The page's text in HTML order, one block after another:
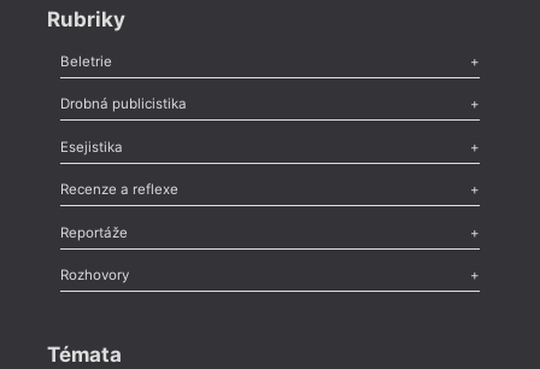
Rubriky
Beletrie
Poezie,Próza,Dokumenty
Drobná publicistika
Odlesk
Nekrolog,Glosa,Sloupek,Pozvánka,Literární soutěž,
Esejistika
Esej ,Pádlo,Úvaha
Recenze a reflexe
Recenze
Méně slov o próze,Celá rubrika
Reportáže
Literární zítřky
Celá rubrika
Rozhovory
Témata